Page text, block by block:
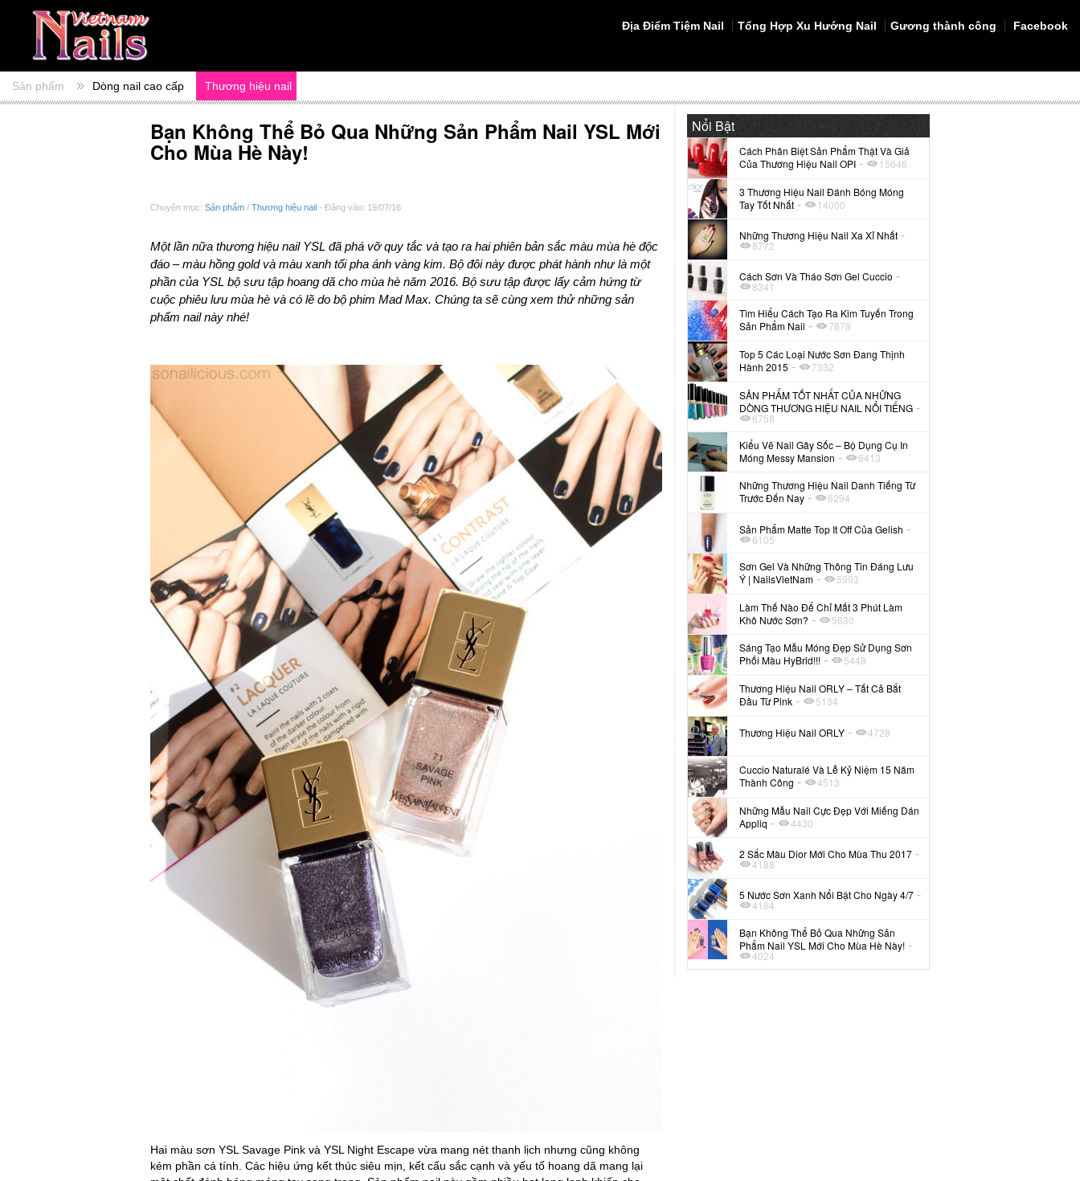
Địa Điểm Tiệm Nail Tổng Hợp Xu Hướng Nail Gương thành công Facebook
Sản phẩm Dòng nail cao cấp Thương hiệu nail
Bạn Không Thể Bỏ Qua Những Sản Phẩm Nail YSL Mới
Cho Mùa Hè Này!
Chuyên mục: Sản phẩm / Thương hiệu nail - Đăng vào: 19/07/16
Một lần nữa thương hiệu nail YSL đã phá vỡ quy tắc và tạo ra hai phiên bản sắc màu mùa hè độc
đáo – màu hồng gold và màu xanh tối pha ánh vàng kim. Bộ đôi này được phát hành như là một
phần của YSL bộ sưu tập hoang dã cho mùa hè năm 2016. Bộ sưu tập được lấy cảm hứng từ
cuộc phiêu lưu mùa hè và có lẽ do bộ phim Mad Max. Chúng ta sẽ cùng xem thử những sản
phẩm nail này nhé!
Hai màu sơn YSL Savage Pink và YSL Night Escape vừa mang nét thanh lịch nhưng cũng không
kém phần cá tính. Các hiệu ứng kết thúc siêu mịn, kết cấu sắc cạnh và yếu tố hoang dã mang lại
Nổi Bật
Cách Phân Biệt Sản Phẩm Thật Và Giả
Của Thương Hiệu Nail OPI - 15646
3 Thương Hiệu Nail Đánh Bóng Móng
Tay Tốt Nhất- 14000
Những Thương Hiệu Nail Xa Xỉ Nhất -
8772
Cách Sơn Và Tháo Sơn Gel Cuccio -
8341
Tìm Hiểu Cách Tạo Ra Kim Tuyến Trong
Sản Phẩm Nail - 7878
Top 5 Các Loại Nước Sơn Đang Thịnh
Hành 2015 - 7332
SẢN PHẨM TỐT NHẤT CỦA NHỮNG
DÒNG THƯƠNG HIỆU NAIL NỔI TIẾNG -
6758
Kiểu Vẽ Nail Gây Sốc – Bộ Dụng Cụ In
Móng Messy Mansion - 6413
Những Thương Hiệu Nail Danh Tiếng Từ
Trước Đến Nay - 6294
Sản Phẩm Matte Top It Off Của Gelish -
6105
Sơn Gel Và Những Thông Tin Đáng Lưu
Ý | NailsVietNam- 5993
Làm Thế Nào Để Chỉ Mất 3 Phút Làm
Khô Nước Sơn? - 5630
Sáng Tạo Mẫu Móng Đẹp Sử Dụng Sơn
Phối Màu HyBrid!!! - 5448
Thương Hiệu Nail ORLY – Tất Cả Bắt
Đầu Từ Pink - 5134
Thương Hiệu Nail ORLY - 4728
Cuccio Naturalé Và Lễ Kỷ Niệm 15 Năm
Thành Công - 4513
Những Mẫu Nail Cực Đẹp Với Miếng Dán
Appliq- 4430
2 Sắc Màu Dior Mới Cho Mùa Thu 2017 -
4188
5 Nước Sơn Xanh Nổi Bật Cho Ngày 4/7 -
4184
Bạn Không Thể Bỏ Qua Những Sản
Phẩm Nail YSL Mới Cho Mùa Hè Này! -
4024